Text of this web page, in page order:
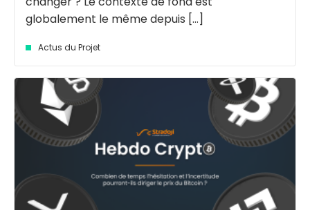
globalement le même depuis [...]
Actus du Projet